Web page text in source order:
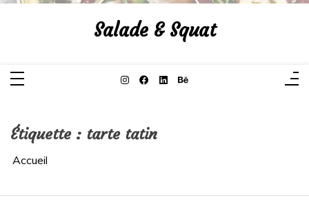
Aller
Salade & Squat
Étiquette : tarte tatin
Accueil